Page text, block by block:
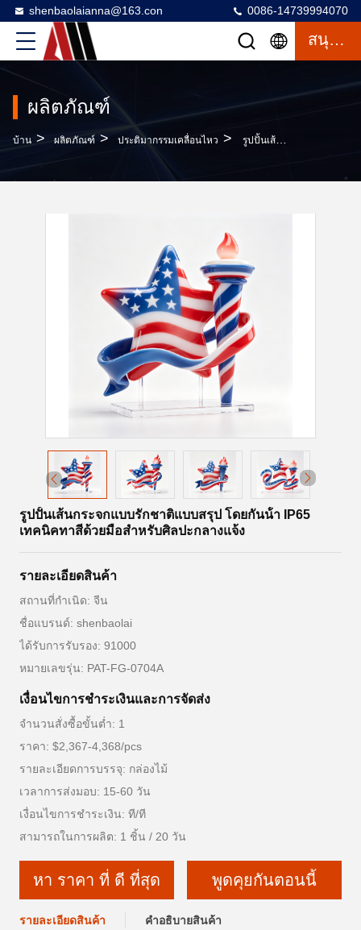
shenbaolaianna@163.con 0086-14739994070
สนุกสนาน
ผลิตภัณฑ์
บ้าน > ผลิตภัณฑ์ > ประติมากรรมเคลื่อนไหว > รูปปั้นเส้นกระจกแบบรักชาติแบบสรุป โดยกันน้ํา IP65 เทคนิคทาสีด้วยมือสําหรับศิลปะกลางแจ้ง
รูปปั้นเส้นกระจกแบบรักชาติแบบสรุป โดยกันน้ํา IP65
เทคนิคทาสีด้วยมือสําหรับศิลปะกลางแจ้ง
รายละเอียดสินค้า
สถานที่กำเนิด: จีน
ชื่อแบรนด์: shenbaolai
ได้รับการรับรอง: 91000
หมายเลขรุ่น: PAT-FG-0704A
เงื่อนไขการชําระเงินและการจัดส่ง
จำนวนสั่งซื้อขั้นต่ำ: 1
ราคา: $2,367-4,368/pcs
รายละเอียดการบรรจุ: กล่องไม้
เวลาการส่งมอบ: 15-60 วัน
เงื่อนไขการชำระเงิน: ที/ที
สามารถในการผลิต: 1 ชิ้น / 20 วัน
หา ราคา ที่ ดี ที่สุด พูดคุยกันตอนนี้
รายละเอียดสินค้า คําอธิบายสินค้า